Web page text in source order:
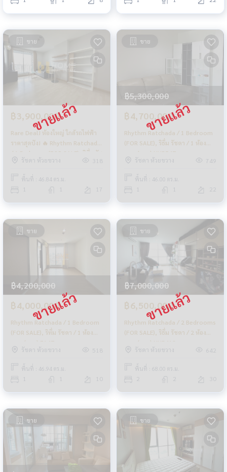
ขาย
฿3,900,000
Rare Deal! ห้องใหญ่ ใกล้รถไฟฟ้า
ราคาสุดปัง! 🔥 Rhythm Ratchada
/ 1 Bedroom (FOR SALE), ริทึ่ม รัช
ดา / 1 ห้องนอน (ขาย) CHER045
รัชดา ห้วยขวาง 318
พื้นที่ : 46.84 ตร.ม.
1 1 17
ขาย
฿5,300,000
฿4,700,000
Rhythm Ratchada / 1 Bedroom
(FOR SALE), ริธึ่ม รัชดา / 1 ห้อง
นอน (ขาย) NUB547
รัชดา ห้วยขวาง
749
พื้นที่ : 46.00 ตร.ม.
1 1 22
ขาย
฿4,200,000
฿4,000,000
Rhythm Ratchada / 1 Bedroom
(FOR SALE), ริทึ่ม รัชดา / 1 ห้อง
นอน (ขาย) F147
รัชดา ห้วยขวาง
518
พื้นที่ : 46.94 ตร.ม.
1 1 10
ขาย
฿7,000,000
฿6,500,000
Rhythm Ratchada / 2 Bedrooms
(FOR SALE), ริธึ่ม รัชดา / 2 ห้อง
นอน (ขาย) NUB418
รัชดา ห้วยขวาง
642
พื้นที่ : 68.00 ตร.ม.
2 2 30
ขาย ขาย